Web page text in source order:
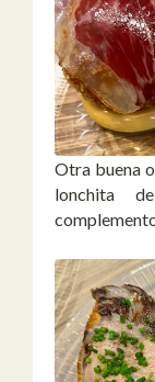
Otra buena
lonchita